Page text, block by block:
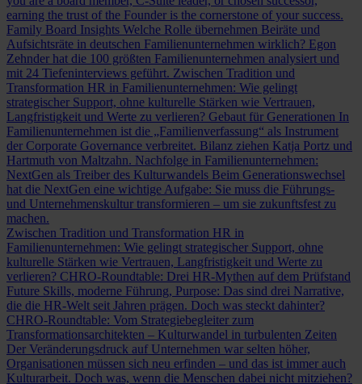
earning the trust of the Founder is the cornerstone of your success.
Family Board Insights Welche Rolle übernehmen Beiräte und
Aufsichtsräte in deutschen Familienunternehmen wirklich? Egon
Zehnder hat die 100 größten Familienunternehmen analysiert und
mit 24 Tiefeninterviews geführt. Zwischen Tradition und
Transformation HR in Familienunternehmen: Wie gelingt
strategischer Support, ohne kulturelle Stärken wie Vertrauen,
Langfristigkeit und Werte zu verlieren? Gebaut für Generationen In
Familienunternehmen ist die „Familienverfassung“ als Instrument
der Corporate Governance verbreitet. Bilanz ziehen Katja Portz und
Hartmuth von Maltzahn. Nachfolge in Familienunternehmen:
NextGen als Treiber des Kulturwandels Beim Generationswechsel
hat die NextGen eine wichtige Aufgabe: Sie muss die Führungs-
und Unternehmenskultur transformieren – um sie zukunftsfest zu
machen.
Zwischen Tradition und Transformation HR in
Familienunternehmen: Wie gelingt strategischer Support, ohne
kulturelle Stärken wie Vertrauen, Langfristigkeit und Werte zu
verlieren? CHRO-Roundtable: Drei HR-Mythen auf dem Prüfstand
Future Skills, moderne Führung, Purpose: Das sind drei Narrative,
die die HR-Welt seit Jahren prägen. Doch was steckt dahinter?
CHRO-Roundtable: Vom Strategiebegleiter zum
Transformationsarchitekten – Kulturwandel in turbulenten Zeiten
Der Veränderungsdruck auf Unternehmen war selten höher,
Organisationen müssen sich neu erfinden – und das ist immer auch
Kulturarbeit. Doch was, wenn die Menschen dabei nicht mitziehen?